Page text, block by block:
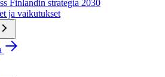
Finlandin strategia 2030
ja vaikutukset